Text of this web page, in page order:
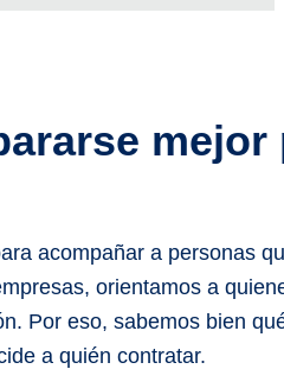
mejor
acompañar a personas
orientamos a
Por eso, sabemos bien
a quién contratar.